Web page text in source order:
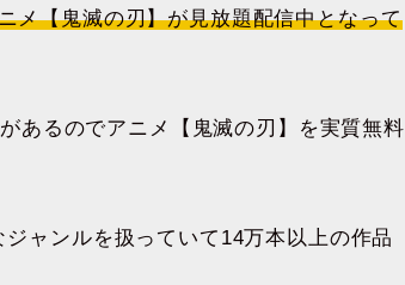
メ【鬼滅の刃】が見放題配信中となって
あるのでアニメ【鬼滅の刃】を実質無料
ャンルを扱っていて14万本以上の作品